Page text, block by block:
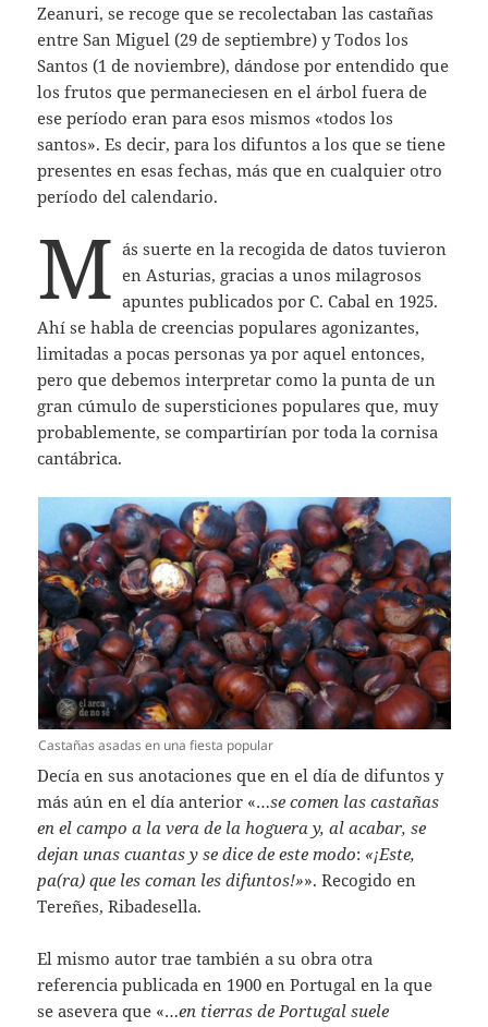
Zeanuri, se recoge que se recolectaban las castañas
entre San Miguel (29 de septiembre) y Todos los
Santos (1 de noviembre), dándose por entendido que
los frutos que permaneciesen en el árbol fuera de
ese período eran para esos mismos «todos los
santos». Es decir, para los difuntos a los que se tiene
presentes en esas fechas, más que en cualquier otro
período del calendario.
M ás suerte en la recogida de datos tuvieron
en Asturias, gracias a unos milagrosos
apuntes publicados por C. Cabal en 1925.
Ahí se habla de creencias populares agonizantes,
limitadas a pocas personas ya por aquel entonces,
pero que debemos interpretar como la punta de un
gran cúmulo de supersticiones populares que, muy
probablemente, se compartirían por toda la cornisa
cantábrica.
Castañas asadas en una fiesta popular
Decía en sus anotaciones que en el día de difuntos y
más aún en el día anterior «…se comen las castañas
en el campo a la vera de la hoguera y, al acabar, se
dejan unas cuantas y se dice de este modo: «¡Este,
pa(ra) que les coman les difuntos!»». Recogido en
Tereñes, Ribadesella.
El mismo autor trae también a su obra otra
referencia publicada en 1900 en Portugal en la que
se asevera que «…en tierras de Portugal suele